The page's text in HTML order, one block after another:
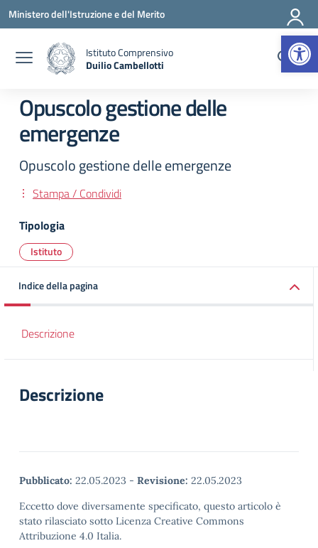
Vai ai contenuti
Vai al menu di navigazione
Vai al footer
Ministero dell'Istruzione e del Merito
Istituto Comprensivo
Duilio Cambellotti
Opuscolo gestione delle
emergenze
Opuscolo gestione delle emergenze
Stampa / Condividi
Tipologia
Istituto
Indice della pagina
Descrizione
Descrizione
Pubblicato: 22.05.2023 - Revisione: 22.05.2023
Eccetto dove diversamente specificato, questo articolo è
stato rilasciato sotto Licenza Creative Commons
Attribuzione 4.0 Italia.